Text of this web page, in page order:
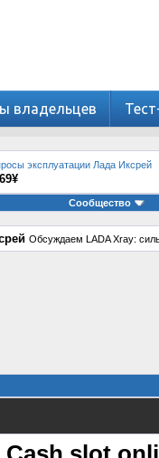
владельцев
эксплуатации Лада Иксрей
Сообщество
Обсуждаем LADA Xray: